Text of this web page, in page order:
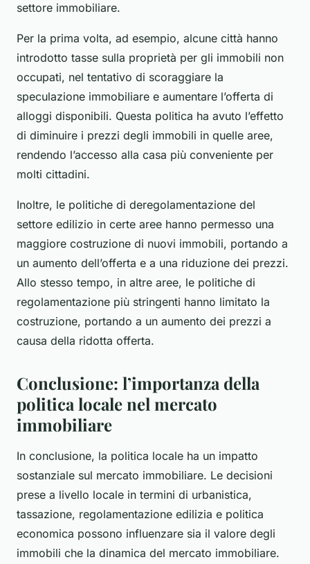
settore immobiliare.
Per la prima volta, ad esempio, alcune città hanno
introdotto tasse sulla proprietà per gli immobili non
occupati, nel tentativo di scoraggiare la
speculazione immobiliare e aumentare l’offerta di
alloggi disponibili. Questa politica ha avuto l’effetto
di diminuire i prezzi degli immobili in quelle aree,
rendendo l’accesso alla casa più conveniente per
molti cittadini.
Inoltre, le politiche di deregolamentazione del
settore edilizio in certe aree hanno permesso una
maggiore costruzione di nuovi immobili, portando a
un aumento dell’offerta e a una riduzione dei prezzi.
Allo stesso tempo, in altre aree, le politiche di
regolamentazione più stringenti hanno limitato la
costruzione, portando a un aumento dei prezzi a
causa della ridotta offerta.
Conclusione: l’importanza della
politica locale nel mercato
immobiliare
In conclusione, la politica locale ha un impatto
sostanziale sul mercato immobiliare. Le decisioni
prese a livello locale in termini di urbanistica,
tassazione, regolamentazione edilizia e politica
economica possono influenzare sia il valore degli
immobili che la dinamica del mercato immobiliare.